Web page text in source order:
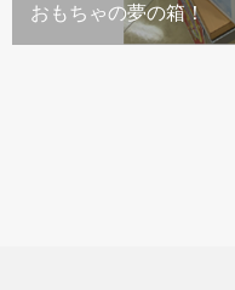
おもちゃの夢の箱！